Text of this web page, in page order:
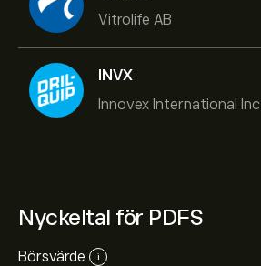
Vitrolife AB
INVX
Innovex International Inc
Nyckeltal för PDFS
Börsvärde i